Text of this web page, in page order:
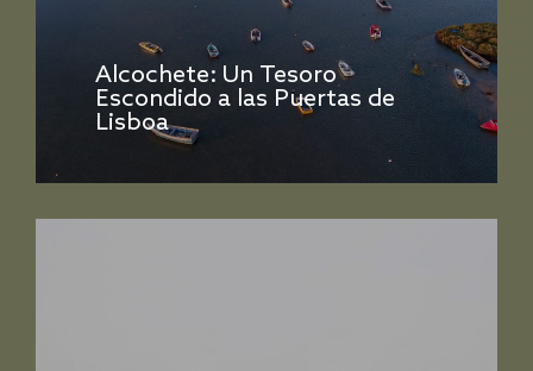
Alcochete: Un Tesoro
Escondido a las Puertas de
Lisboa